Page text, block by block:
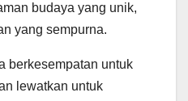
budaya yang unik,
yang sempurna.
berkesempatan untuk
lewatkan untuk